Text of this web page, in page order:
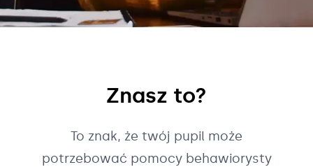
Znasz to?
To znak, że twój pupil może
potrzebować pomocy behawiorysty